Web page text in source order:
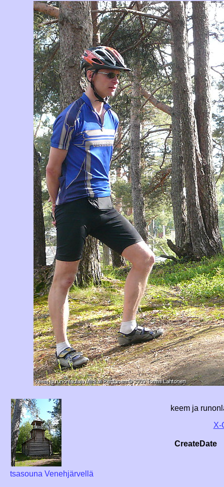
tsasouna Venehjärvellä
keem ja
X-
CreateDate